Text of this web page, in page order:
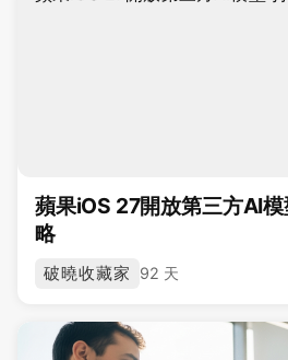
蘋果iOS 27開放第三方AI
略
破曉收藏家 92 天